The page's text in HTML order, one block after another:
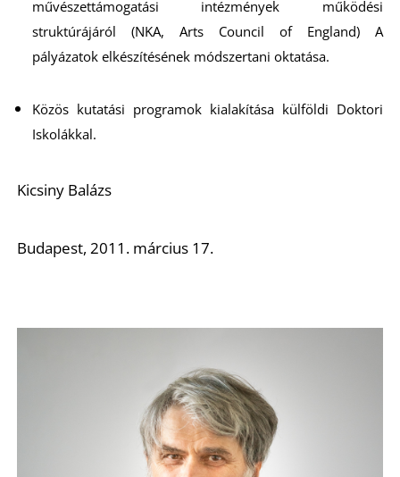
művészettámogatási intézmények működési
struktúrájáról (NKA, Arts Council of England) A
pályázatok elkészítésének módszertani oktatása.
Közös kutatási programok kialakítása külföldi Doktori
Iskolákkal.
Kicsiny Balázs
Budapest, 2011. március 17.